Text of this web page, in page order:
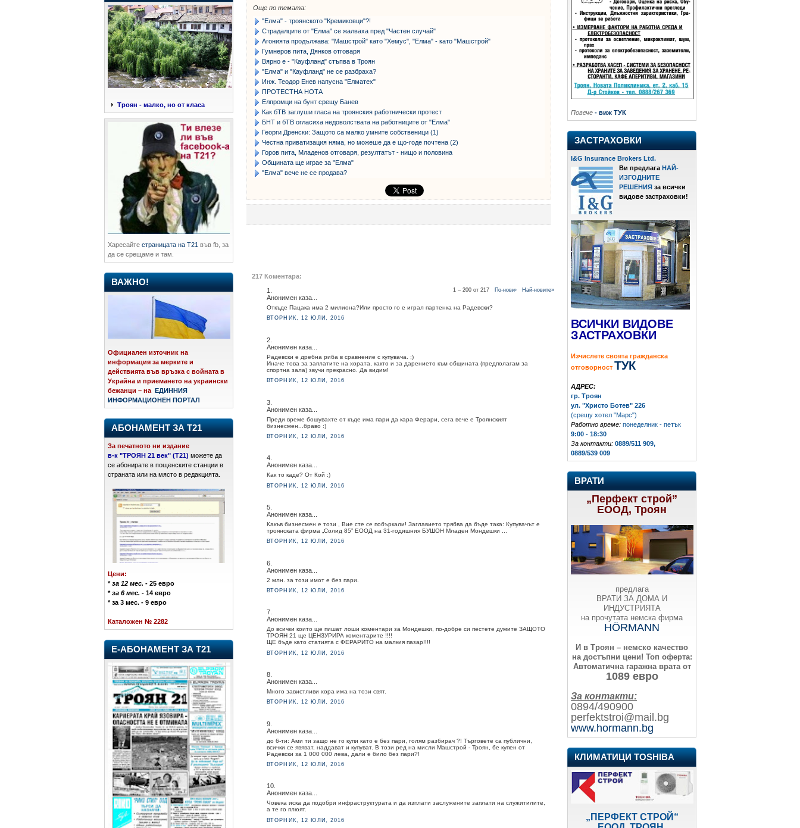
Троян - малко, но от класа
Харесайте страницата на Т21 във fb, за
да се срещаме и там.
ВАЖНО!
Официален източник на
информация за мерките и
действията във връзка с войната в
Украйна и приемането на украински
бежанци – на
ЕДИННИЯ
ИНФОРМАЦИОНЕН ПОРТАЛ
АБОНАМЕНТ ЗА Т21
За печатното ни издание
в-к "ТРОЯН 21 век" (Т21) можете да
се абонирате в пощенските станции в
страната или на място в редакцията.
Цени:
*за 12 мес. - 25 евро
*за 6 мес. - 14 евро
* за 3 мес. - 9 евро
Каталожен № 2282
Е-АБОНАМЕНТ ЗА Т21
Още по темата:
"Елма" - троянското "Кремиковци"?!
Страдалците от "Елма" се жалваха пред "Частен случай"
Агонията продължава: "Машстрой" като "Хемус", "Елма" - като "Машстрой"
Гумнеров пита, Дянков отговаря
Вярно е - "Кауфланд" стъпва в Троян
"Елма" и "Кауфланд" не се разбраха?
Инж. Теодор Енев напусна "Елматех"
ПРОТЕСТНА НОТА
Елпромци на бунт срещу Банев
Как бТВ заглуши гласа на троянския работнически протест
БНТ и бТВ огласиха недоволствата на работниците от "Елма"
Георги Дренски: Защото са малко умните собственици (1)
Честна приватизация няма, но можеше да е що-годе почтена (2)
Горов пита, Младенов отговаря, резултатът - нищо и половина
Общината ще играе за "Елма"
"Елма" вече не се продава?
217 Коментара:
1 – 200 от 217 По-нови› Най-новите»
1.
Анонимен каза...
Откъде Пацака има 2 милиона?Или просто го е играл партенка на Радевски?
ВТОРНИК, 12 ЮЛИ, 2016
2.
Анонимен каза...
Радевски е дребна риба в сравнение с купувача. ;)
Иначе това за заплатите на хората, както и за дарението към общината (предполагам за
спортна зала) звучи прекрасно. Да видим!
ВТОРНИК, 12 ЮЛИ, 2016
3.
Анонимен каза...
Преди време бошувахте от къде има пари да кара Ферари, сега вече е Троянският
бизнесмен...браво :)
ВТОРНИК, 12 ЮЛИ, 2016
4.
Анонимен каза...
Как то каде? От Кой :)
ВТОРНИК, 12 ЮЛИ, 2016
5.
Анонимен каза...
Какъв бизнесмен е този , Вие сте се побъркали! Заглавието трябва да бъде така: Купувачът е
троянската фирма „Солид 85” ЕООД на 31-годишния БУШОН Младен Мондешки ...
ВТОРНИК, 12 ЮЛИ, 2016
6.
Анонимен каза...
2 млн. за този имот е без пари.
ВТОРНИК, 12 ЮЛИ, 2016
7.
Анонимен каза...
До всички които ще пишат лоши коментари за Мондешки, по-добре си пестете думите ЗАЩОТО
ТРОЯН 21 ще ЦЕНЗУРИРА коментарите !!!!
ЩЕ бъде като статията с ФЕРАРИТО на малкия пазар!!!!
ВТОРНИК, 12 ЮЛИ, 2016
8.
Анонимен каза...
Много завистливи хора има на този свят.
ВТОРНИК, 12 ЮЛИ, 2016
9.
Анонимен каза...
до 6-ти: Ами ти защо не го купи като е без пари, голям разбирач ?! Търговете са публични,
всички се явяват, наддават и купуват. В този ред на мисли Машстрой - Троян, бе купен от
Радевски за 1 000 000 лева, дали е било без пари?!
ВТОРНИК, 12 ЮЛИ, 2016
10.
Анонимен каза...
Човека иска да подобри инфраструктурата и да изплати заслужените заплати на служитилите,
а те го плюят.
ВТОРНИК, 12 ЮЛИ, 2016
Повече - виж ТУК
ЗАСТРАХОВКИ
I&G Insurance Brokers Ltd.
Ви предлага НАЙ-
ИЗГОДНИТЕ
РЕШЕНИЯ за всички
видове застраховки!
ВСИЧКИ ВИДОВЕ
ЗАСТРАХОВКИ
Изчислете своята гражданска
отговорност ТУК
АДРЕС:
гр. Троян
ул. "Христо Ботев" 226
(срещу хотел "Марс")
Работно време: понеделник - петък
9:00 - 18:30
За контакти: 0889/511 909,
0889/539 009
ВРАТИ
„Перфект строй”
ЕООД, Троян
предлага
ВРАТИ ЗА ДОМА И
ИНДУСТРИЯТА
на прочутата немска фирма
HÖRMANN
И в Троян – немско качество
на достъпни цени! Топ оферта:
Автоматична гаражна врата от
1089 евро
За контакти:
0894/490900
perfektstroi@mail.bg
www.hormann.bg
КЛИМАТИЦИ TOSHIBA
„ПЕРФЕКТ СТРОЙ“